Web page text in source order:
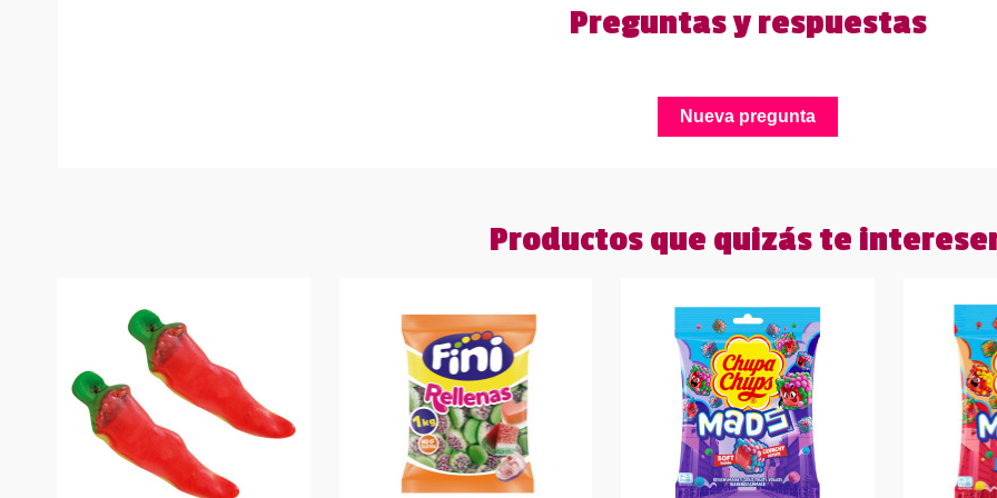
Preguntas y respuestas
Nueva pregunta
Productos que quizás te